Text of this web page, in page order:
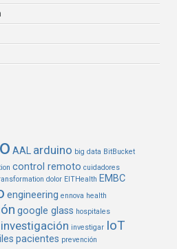
AAL arduino big data BitBucket
control remoto cuidadores
dolor EITHealth EMBC
engineering ennova health
google glass hospitales
investigación investigar IoT
pacientes prevención